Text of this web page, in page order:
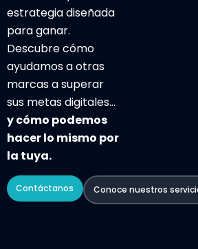
estrategia diseñada
para ganar.
Descubre cómo
ayudamos a otras
marcas a superar
sus metas digitales…
y cómo podemos
hacer lo mismo por
la tuya.
Contáctanos Conoce nuestros